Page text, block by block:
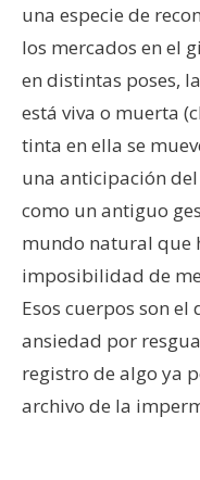
una especie de
los mercados en el
en distintas poses,
está viva o muerta
tinta en ella se
una anticipación del
como un antiguo
mundo natural que
imposibilidad de
Esos cuerpos son
ansiedad por
registro de algo ya
archivo de la